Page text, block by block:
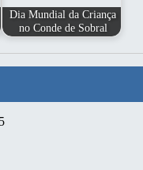
Dia Mundial da Criança
no Conde de Sobral